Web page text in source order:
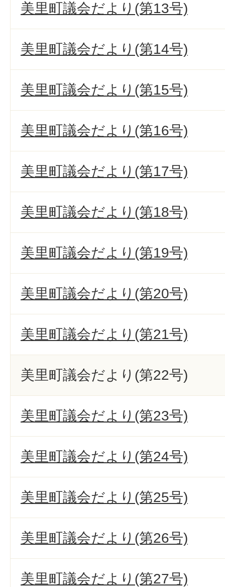
美里町議会だより(第13号)
美里町議会だより(第14号)
美里町議会だより(第15号)
美里町議会だより(第16号)
美里町議会だより(第17号)
美里町議会だより(第18号)
美里町議会だより(第19号)
美里町議会だより(第20号)
美里町議会だより(第21号)
美里町議会だより(第22号)
美里町議会だより(第23号)
美里町議会だより(第24号)
美里町議会だより(第25号)
美里町議会だより(第26号)
美里町議会だより(第27号)